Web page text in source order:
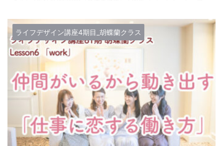
ひみつ） ...
ライフデザイン講座4期目_胡蝶蘭クラス